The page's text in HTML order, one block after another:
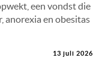
een vondst die
anorexia en obesitas
13 juli 2026